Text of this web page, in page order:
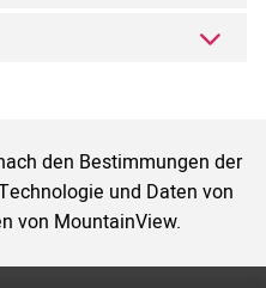
den Bestimmungen der
und Daten von
von MountainView.